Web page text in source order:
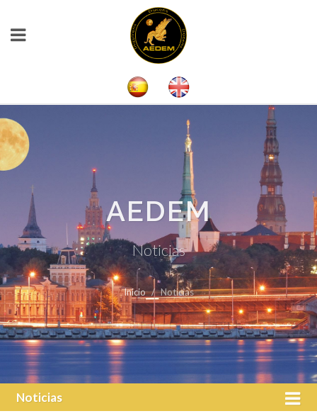
AEDEM
Noticias
Inicio Noticias
Noticias